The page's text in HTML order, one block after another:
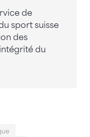
de
sport suisse
des
du